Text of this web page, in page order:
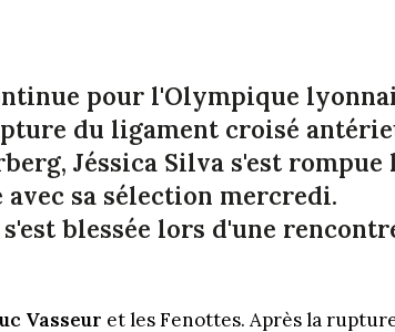
pour l'Olympique
du ligament croisé
Jéssica Silva s'est rompue
sa sélection mercredi.
blessée lors d'une
Vasseur et les Fenottes. Après la